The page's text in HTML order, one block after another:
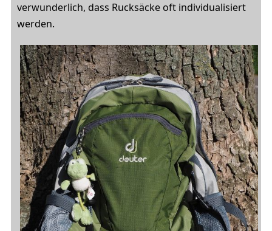
verwunderlich, dass Rucksäcke oft individualisiert
werden.